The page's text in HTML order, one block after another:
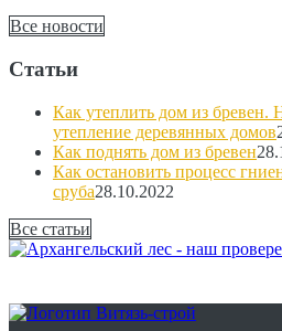
Все новости
Статьи
Как утеплить дом из бревен.
утепление деревянных домов
Как поднять дом из бревен
Как остановить процесс
сруба28.10.2022
Все статьи